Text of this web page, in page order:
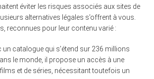
éviter les risques associés aux sites de
alternatives légales s’offrent à vous.
reconnues pour leur contenu varié :
un catalogue qui s’étend sur 236 millions
le monde, il propose un accès à une
et de séries, nécessitant toutefois un